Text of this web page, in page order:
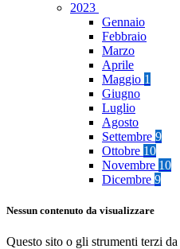
2023
Gennaio
Febbraio
Marzo
Aprile
Maggio 1
Giugno
Luglio
Agosto
Settembre 9
Ottobre 10
Novembre 10
Dicembre 9
Nessun contenuto da visualizzare
Questo sito o gli strumenti terzi